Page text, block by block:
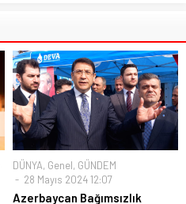
DÜNYA, Genel, GÜNDEM
28 Mayıs 2024 12:07
Azerbaycan Bağımsızlık